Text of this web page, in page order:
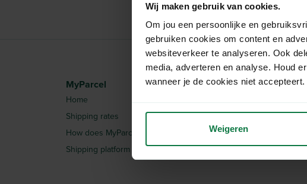
Wij maken gebruik van cookies.
Om jou een persoonlijke en
gebruiken cookies om content en
websiteverkeer te analyseren. Ook
media, adverteren en analyse. Houd
wanneer je de cookies niet accepteert.
Weigeren
MyParcel
Home
Shipping rates
How does MyParcel work?
Shipping platform
Information
Articles
Request quotation
Frequently Asked Questions